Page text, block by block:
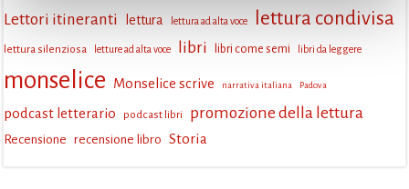
Lettori itineranti lettura lettura ad alta voce lettura condivisa
lettura silenziosa letture ad alta voce libri libri come semi libri da leggere
monselice Monselice scrive narrativa italiana Padova
podcast letterario podcast libri promozione della lettura
Recensione recensione libro Storia